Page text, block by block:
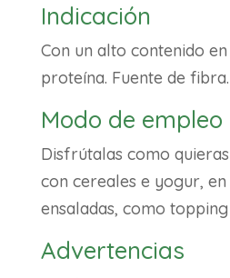
Indicación
Con un alto contenido
proteína. Fuente de fibra.
Modo de empleo
Disfrútalas como
con cereales e yogur,
ensaladas, como
Advertencias